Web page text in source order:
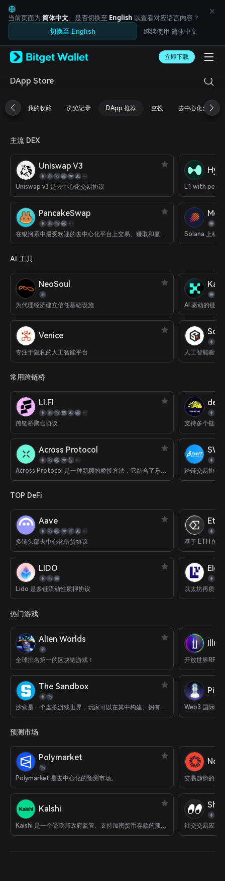
English
日本語
Tiếng Việt
Русский
Español (Latinoamérica)
Türkçe
Français
简体中文
繁體中文
ภาษาไทย
Español
Português (Brasil)
Español (Argentina)
当前页面为 简体中文。是否切换至 English 以查看对应语言内容？
切换至 English 继续使用 简体中文
立即下载
DApp Store
我的收藏 浏览记录 DApp 推荐 空投 去中心化金融
主流 DEX
Uniswap V3
Uniswap v3 是去中心化交易协议
PancakeSwap
在银河系中最受欢迎的去中心化平台上交易、赚取和赢取加密货币。 Solana 上稳
AI 工具
NeoSoul
为代理经济建立信任基础设施
Venice
专注于隐私的人工智能平台
AI 驱动的链上
人工智能驱动
常用跨链桥
LI.FI
跨链桥聚合协议
Across Protocol
Across Protocol 是一种新颖的桥接方法，它结合了乐观预言机、绑定中继器和单面流动性池，以提供从汇总链到以太坊主网的去中心化即时交易。
支持多个链的
跨链交易协议
TOP DeFi
Aave
多链头部去中心化借贷协议
LIDO
Lido 是多链流动性质押协议
基于 ETH 的
以太坊再质押
热门游戏
Alien Worlds
全球排名第一的区块链游戏！
The Sandbox
沙盒是一个虚拟游戏世界，玩家可以在其中构建、拥有游戏体验并从中获利。
开放世界RPG
Web3 国际象
预测市场
Polymarket
Polymarket 是去中心化的预测市场。
Kalshi
Kalshi 是一个受联邦政府监管、支持加密货币存款的预测市场
交易趋势的平
社交交易应用